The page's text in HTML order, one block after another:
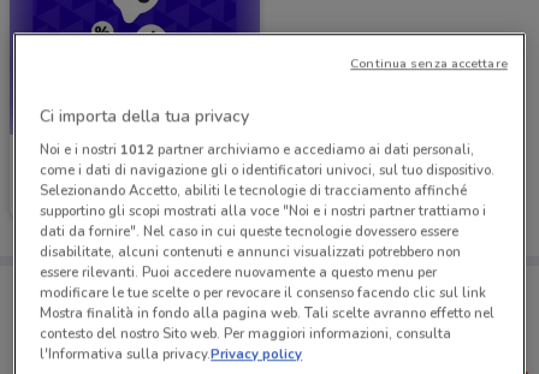
Idexe
Scade il 19/05 302 m
Porta DoveConviene sempre con te!
Puoi trovare le migliori offerte dei negozi vicino a te,
salvarle e creare la tua lista del risparmio, comodamente
dal tuo cellulare.
Ci importa della tua privacy
Noi e i nostri 1012partner archiviamo e accediamo ai dati personali,
come i dati di navigazione gli o identificatori univoci, sul tuo dispositivo.
Selezionando Accetto, abiliti le tecnologie di tracciamento affinché
supportino gli scopi mostrati alla voce "Noi e i nostri partner trattiamo i
dati da fornire". Nel caso in cui queste tecnologie dovessero essere
disabilitate, alcuni contenuti e annunci visualizzati potrebbero non
essere rilevanti. Puoi accedere nuovamente a questo menu per
modificare le tue scelte o per revocare il consenso facendo clic sul link
Mostra finalità in fondo alla pagina web. Tali scelte avranno effetto nel
contesto del nostro Sito web. Per maggiori informazioni, consulta
l'Informativa sulla privacy.Privacy policy
Continua senza accettare